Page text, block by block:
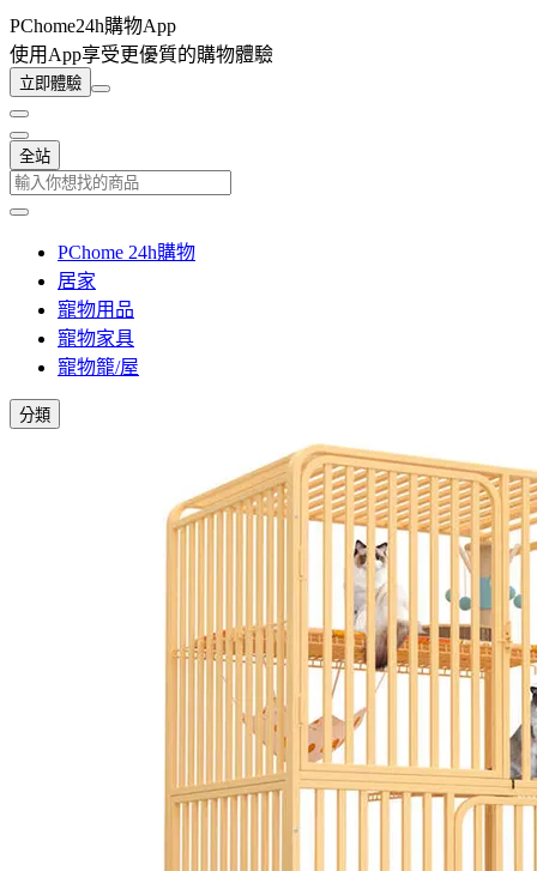
PChome24h購物App
使用App享受更優質的購物體驗
立即體驗
全站
PChome 24h購物
居家
寵物用品
寵物家具
寵物籠/屋
分類